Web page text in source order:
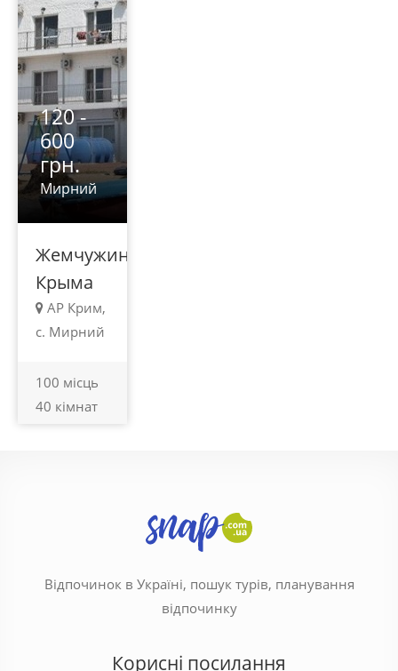
120 -
600
грн.
Мирний
Жемчужина
Крыма
АР Крим,
с. Мирний
100 місць
40 кімнат
Відпочинок в Україні, пошук турів, планування
відпочинку
Корисні посилання